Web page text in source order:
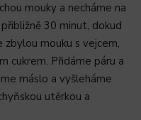
mouky a necháme na
30 minut, dokud
zbylou mouku s vejcem,
cukrem. Přidáme páru a
máslo a vyšleháme
utěrkou a